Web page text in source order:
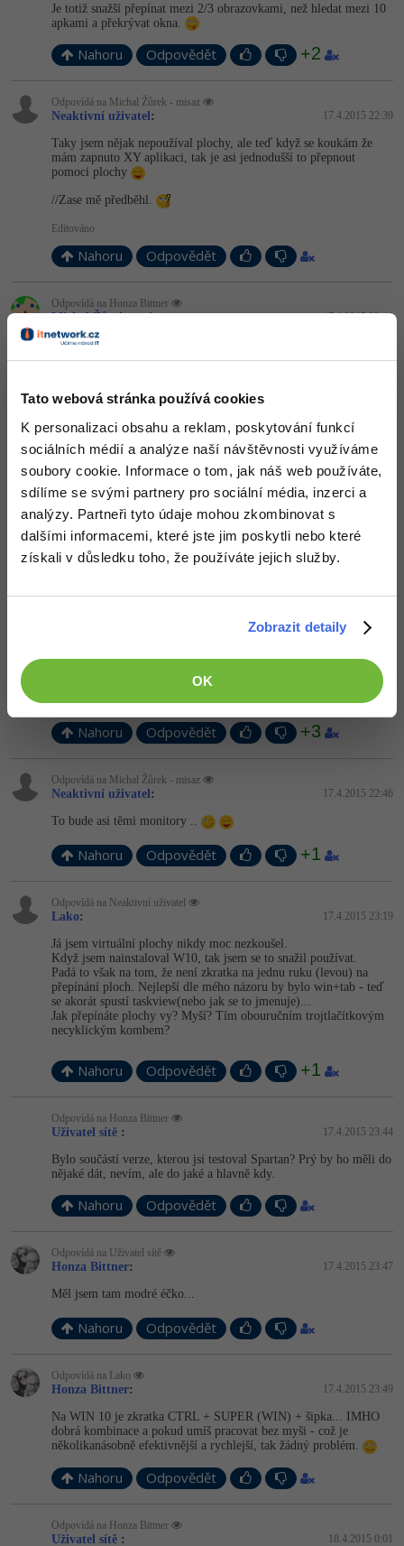
Tato webová stránka používá cookies
K personalizaci obsahu a reklam, poskytování funkcí
sociálních médií a analýze naší návštěvnosti využíváme
soubory cookie. Informace o tom, jak náš web používáte,
sdílíme se svými partnery pro sociální média, inzerci a
analýzy. Partneři tyto údaje mohou zkombinovat s
dalšími informacemi, které jste jim poskytli nebo které
získali v důsledku toho, že používáte jejich služby.
Zobrazit detaily
OK
Je totiž snažší přepínat mezi 2/3 obrazovkami, než hledat mezi 10
apkami a překrývat okna.
Nahoru Odpovědět +2
Odpovídá na Michal Žůrek - misaz
Neaktivní uživatel: 17.4.2015 22:39
Taky jsem nějak nepoužíval plochy, ale teď když se koukám že
mám zapnuto XY aplikaci, tak je asi jednodušší to přepnout
pomoci plochy
//Zase mě předběhl.
Editováno
Nahoru Odpovědět
Odpovídá na Honza Bittner
Michal Žůrek - misaz: 17.4.2015 22:41
tak nebudeš přepínat okna, ale budeš překrývat plochy, moc v tom
nevidím rozdíl. Přijde mi jednoduší mít vše na jedné ploše (ano
co chci zobrazit.
Odpovědět +1
Nahoru Odpovědět +3
Odpovídá na Michal Žůrek - misaz
Neaktivní uživatel: 17.4.2015 22:46
To bude asi těmi monitory ..
Nahoru Odpovědět +1
Odpovídá na Neaktivní uživatel
Lako: 17.4.2015 23:19
Já jsem virtuální plochy nikdy moc nezkoušel.
Když jsem nainstaloval W10, tak jsem se to snažil používat.
Padá to však na tom, že není zkratka na jednu ruku (levou) na
přepínání ploch. Nejlepší dle mého názoru by bylo win+tab - teď
se akorát spustí taskview(nebo jak se to jmenuje)...
Jak přepínáte plochy vy? Myší? Tím obouručním trojtlačítkovým
necyklickým kombem?
Nahoru Odpovědět +1
Odpovídá na Honza Bittner
Uživatel sítě : 17.4.2015 23:44
Bylo součástí verze, kterou jsi testoval Spartan? Prý by ho měli do
nějaké dát, nevím, ale do jaké a hlavně kdy.
Nahoru Odpovědět
Odpovídá na Uživatel sítě
Honza Bittner: 17.4.2015 23:47
Měl jsem tam modré éčko...
Nahoru Odpovědět
Odpovídá na Lako
Honza Bittner: 17.4.2015 23:49
Na WIN 10 je zkratka CTRL + SUPER (WIN) + šipka... IMHO
dobrá kombinace a pokud umíš pracovat bez myši - což je
několikanásobně efektivnější a rychlejší, tak žádný problém.
Nahoru Odpovědět
Odpovídá na Honza Bittner
Uživatel sítě : 18.4.2015 0:01